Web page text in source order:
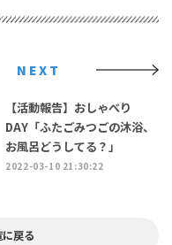
NEXT
【活動報告】おしゃべり
DAY「ふたごみつごの沐浴、
お風呂どうしてる？」
2022-03-10 21:30:22
戻る